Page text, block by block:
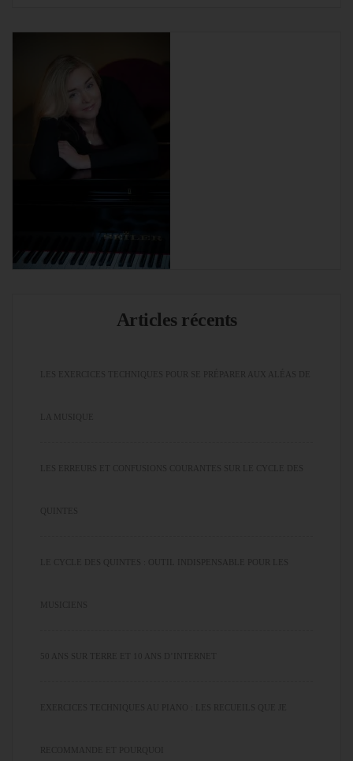
Articles récents
LES EXERCICES TECHNIQUES POUR SE PRÉPARER AUX ALÉAS DE
LA MUSIQUE
LES ERREURS ET CONFUSIONS COURANTES SUR LE CYCLE DES
QUINTES
LE CYCLE DES QUINTES : OUTIL INDISPENSABLE POUR LES
MUSICIENS
50 ANS SUR TERRE ET 10 ANS D’INTERNET
EXERCICES TECHNIQUES AU PIANO : LES RECUEILS QUE JE
RECOMMANDE ET POURQUOI